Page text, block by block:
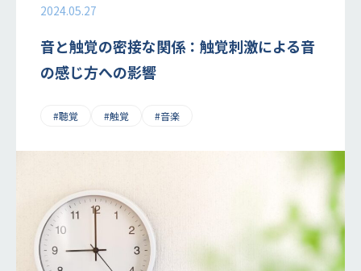
2024.05.27
音と触覚の密接な関係：触覚刺激による音
の感じ方への影響
#聴覚 #触覚 #音楽